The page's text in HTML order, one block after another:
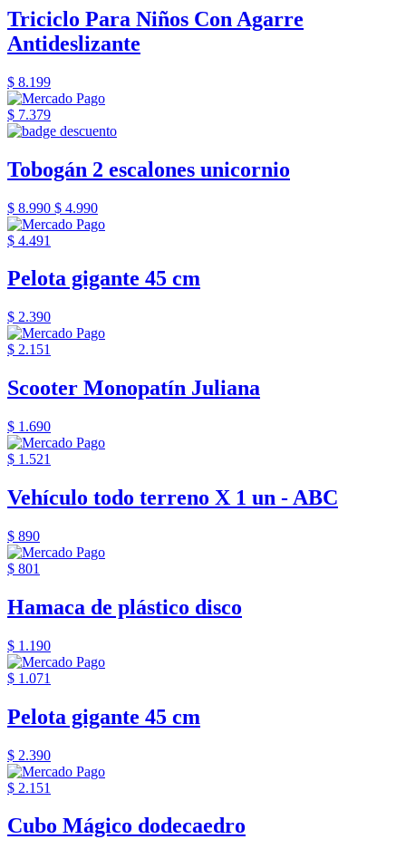
Triciclo Para Niños Con Agarre
Antideslizante
$ 8.199
$ 7.379
Tobogán 2 escalones unicornio
$ 8.990 $ 4.990
$ 4.491
Pelota gigante 45 cm
$ 2.390
$ 2.151
Scooter Monopatín Juliana
$ 1.690
$ 1.521
Vehículo todo terreno X 1 un - ABC
$ 890
$ 801
Hamaca de plástico disco
$ 1.190
$ 1.071
Pelota gigante 45 cm
$ 2.390
$ 2.151
Cubo Mágico dodecaedro